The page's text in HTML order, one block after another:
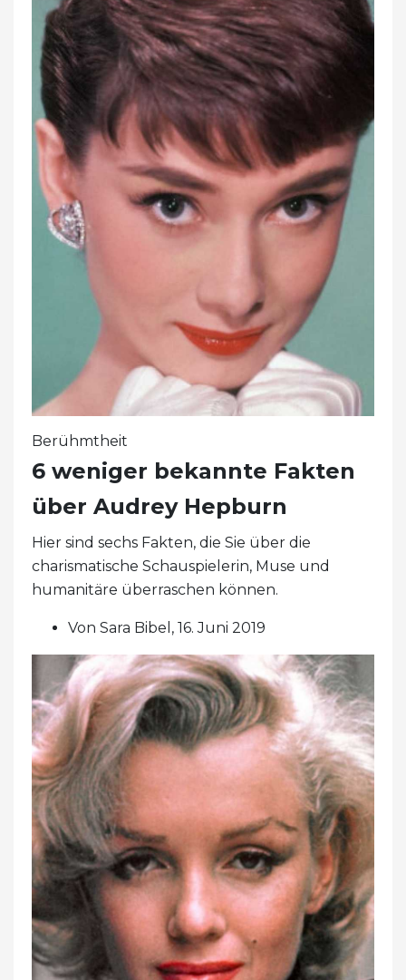
Berühmtheit
6 weniger bekannte Fakten
über Audrey Hepburn
Hier sind sechs Fakten, die Sie über die
charismatische Schauspielerin, Muse und
humanitäre überraschen können.
Von Sara Bibel, 16. Juni 2019